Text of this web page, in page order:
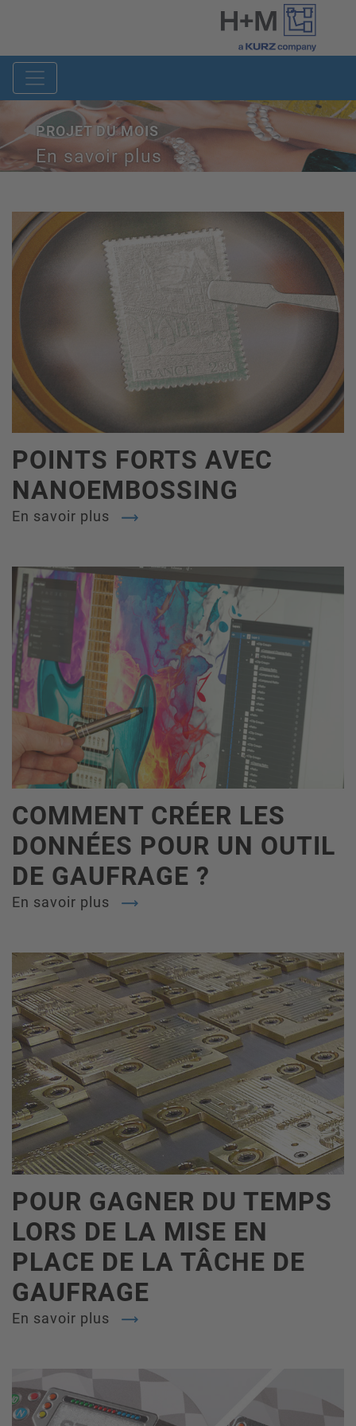
PROJET DU MOIS
En savoir plus
POINTS FORTS AVEC
NANOEMBOSSING
En savoir plus
COMMENT CRÉER LES
DONNÉES POUR UN OUTIL
DE GAUFRAGE ?
En savoir plus
POUR GAGNER DU TEMPS
LORS DE LA MISE EN
PLACE DE LA TÂCHE DE
GAUFRAGE
En savoir plus